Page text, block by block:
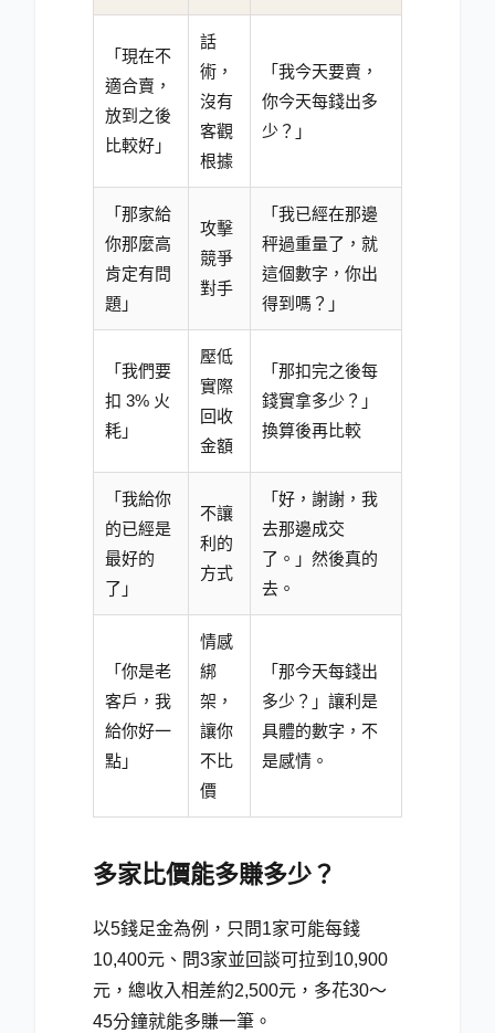
「現在不
適合賣，
放到之後
比較好」
話
術，
沒有
客觀
根據
「我今天要賣，
你今天每錢出多
少？」
「那家給
你那麼高
肯定有問
題」
攻擊
競爭
對手
「我已經在那邊
秤過重量了，就
這個數字，你出
得到嗎？」
「我們要
扣 3% 火
耗」
壓低
實際
回收
金額
「那扣完之後每
錢實拿多少？」
換算後再比較
「我給你
的已經是
最好的
了」
不讓
利的
方式
「好，謝謝，我
去那邊成交
了。」然後真的
去。
「你是老
客戶，我
給你好一
點」
情感
綁
架，
讓你
不比
價
「那今天每錢出
多少？」讓利是
具體的數字，不
是感情。
多家比價能多賺多少？
以5錢足金為例，只問1家可能每錢
10,400元、問3家並回談可拉到10,900
元，總收入相差約2,500元，多花30～
45分鐘就能多賺一筆。